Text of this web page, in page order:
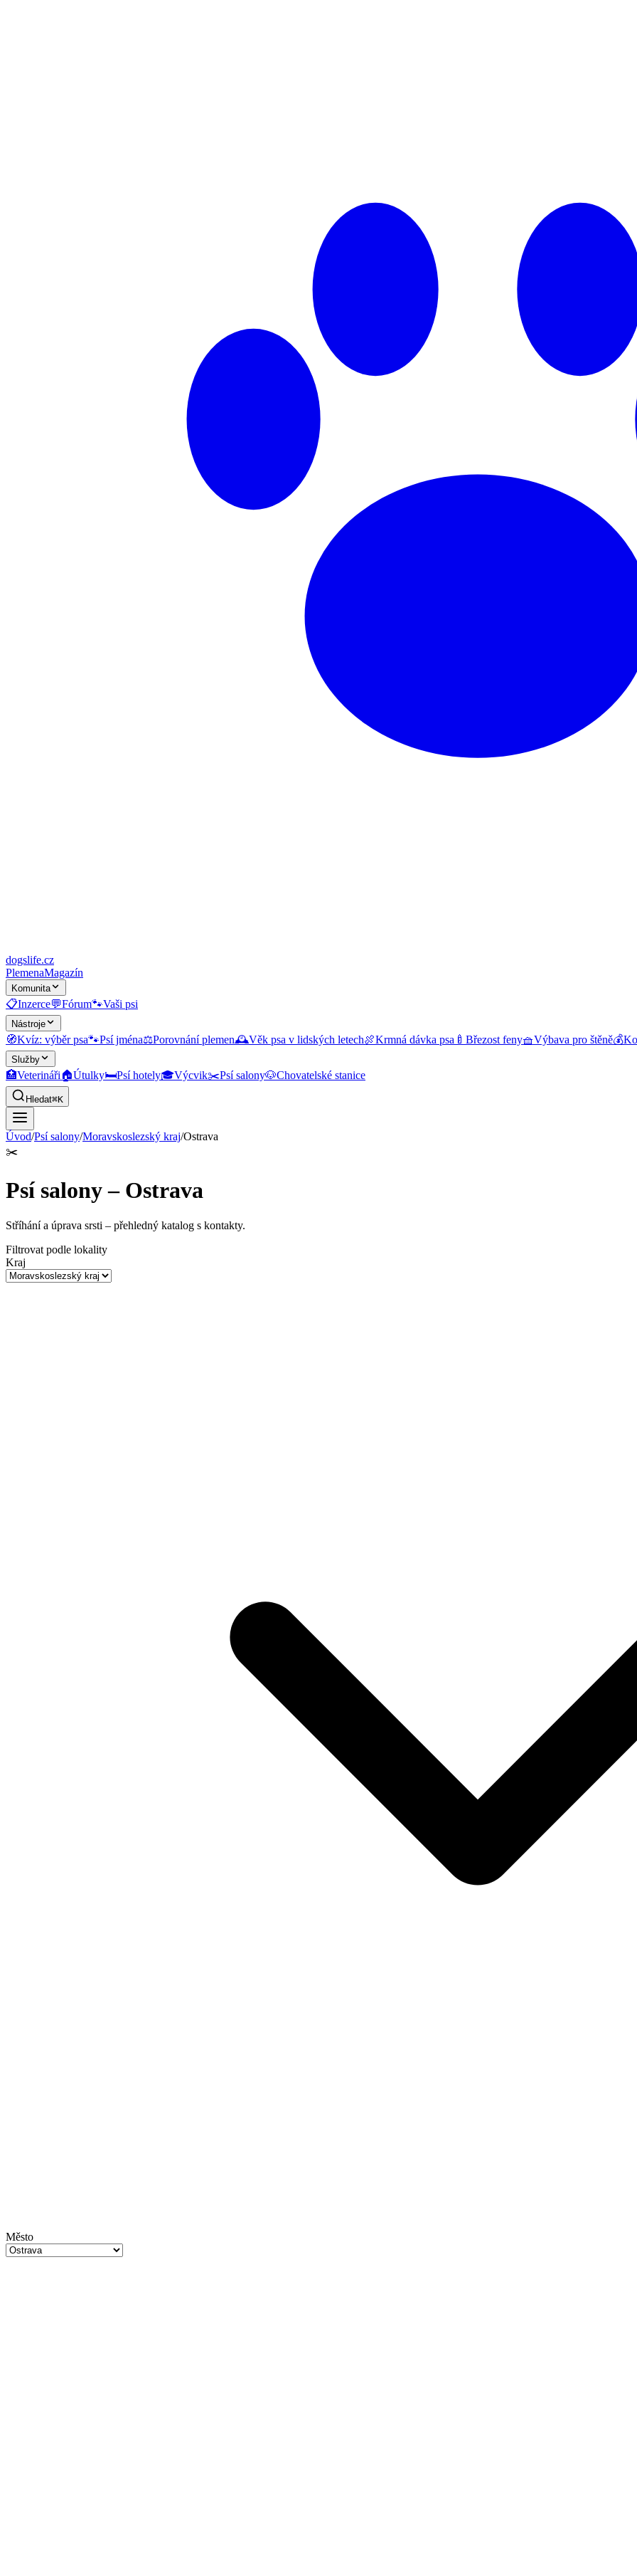
dogslife.cz
PlemenaMagazín
Komunita
📋Inzerce💬Fórum🐾Vaši psi
Nástroje
🧭Kvíz: výběr psa🐾Psí jména⚖️Porovnání plemen🕰️Věk psa v lidských letech🍖Krmná dávka psa 🍼 Březost feny🧺Výbava pro štěně💰
Služby
🏥Veterináři🏠Útulky🛏️Psí hotely🎓Výcvik✂️Psí salony🐶Chovatelské stanice
Hledat⌘K
Úvod/Psí salony/Moravskoslezský kraj/Ostrava
✂️
Psí salony – Ostrava
Stříhání a úprava srsti – přehledný katalog s kontakty.
Filtrovat podle lokality
Kraj
Město